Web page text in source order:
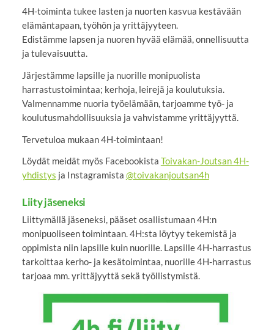
4H-toiminta tukee lasten ja nuorten kasvua kestävään
elämäntapaan, työhön ja yrittäjyyteen.
Edistämme lapsen ja nuoren hyvää elämää, onnellisuutta
ja tulevaisuutta.
Järjestämme lapsille ja nuorille monipuolista
harrastustoimintaa; kerhoja, leirejä ja koulutuksia.
Valmennamme nuoria työelämään, tarjoamme työ- ja
koulutusmahdollisuuksia ja vahvistamme yrittäjyyttä.
Tervetuloa mukaan 4H-toimintaan!
Löydät meidät myös Facebookista Toivakan-Joutsan 4H-
yhdistys ja Instagramista @toivakanjoutsan4h
Liity jäseneksi
Liittymällä jäseneksi, pääset osallistumaan 4H:n
monipuoliseen toimintaan. 4H:sta löytyy tekemistä ja
oppimista niin lapsille kuin nuorille. Lapsille 4H-harrastus
tarkoittaa kerho- ja kesätoimintaa, nuorille 4H-harrastus
tarjoaa mm. yrittäjyyttä sekä työllistymistä.